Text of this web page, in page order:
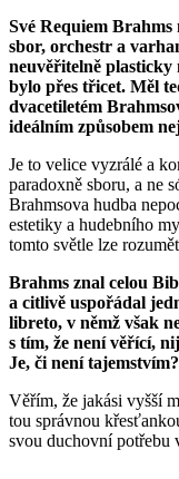
Své Requiem
sbor, orchestr a
neuvěřitelně
bylo přes třicet. Měl
dvacetiletém
ideálním způsobem
Je to velice vyzrálé a
paradoxně sboru, a ne
Brahmsova hudba
estetiky a hudebního
tomto světle lze
Brahms znal celou
a citlivě uspořádal
libreto, v němž však
s tím, že není věřící,
Je, či není tajemstvím?
Věřím, že jakási vyšší
tou správnou
svou duchovní potřebu